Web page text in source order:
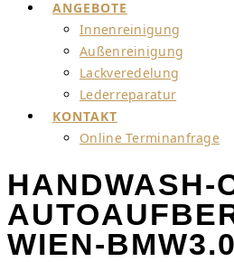
ANGEBOTE
Innenreinigung
Außenreinigung
Lackveredelung
Lederreparatur
KONTAKT
Online Terminanfrage
HANDWASH-
WIEN-